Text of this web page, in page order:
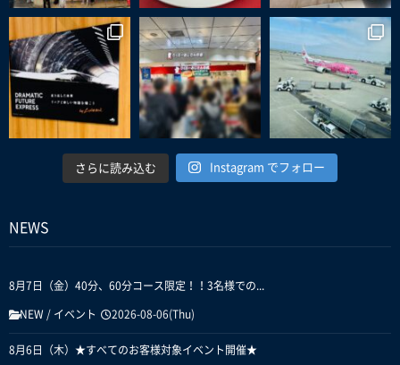
さらに読み込む Instagram でフォロー
NEWS
8月7日（金）40分、60分コース限定！！3名様での...
NEW / イベント 2026-08-06(Thu)
8月6日（木）★すべてのお客様対象イベント開催★